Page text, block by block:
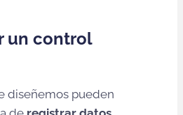
un control
diseñemos pueden